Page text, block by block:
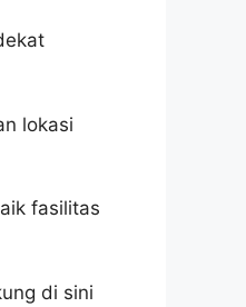
lokasi
fasilitas
di sini